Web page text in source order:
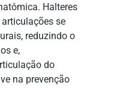
Halteres
se
reduzindo o
e,
do
na prevenção